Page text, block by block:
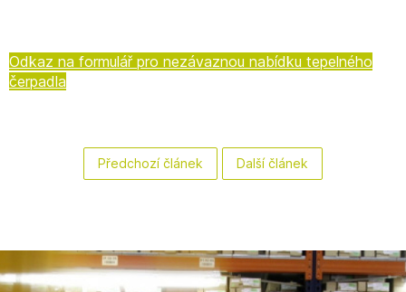
Odkaz na formulář pro nezávaznou nabídku tepelného
čerpadla
Předchozí článek Další článek